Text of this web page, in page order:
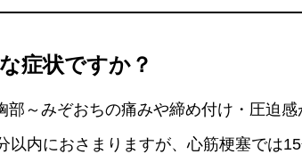
症状ですか？
部～みぞおちの痛みや締め付け・圧迫
以内におさまりますが、心筋梗塞では